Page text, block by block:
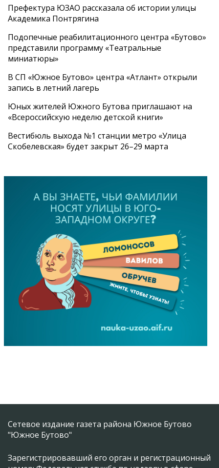
Префектура ЮЗАО рассказала об истории улицы
Академика Понтрягина
Подопечные реабилитационного центра «Бутово»
представили программу «Театральные
миниатюры»
В СП «Южное Бутово» центра «Атлант» открыли
запись в летний лагерь
Юных жителей Южного Бутова приглашают на
«Всероссийскую неделю детской книги»
Вестибюль выхода №1 станции метро «Улица
Скобелевская» будет закрыт 26–29 марта
Сетевое издание газета района Южное Бутово
"Южное Бутово"
Зарегистрировавший его орган и регистрационный